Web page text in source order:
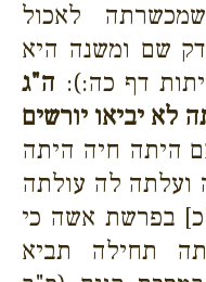
לאכול
שם ומשנה היא
דף כה:): ה"ג
יביאו יורשים
היתה חיה היתה
לה עולתה
בפרשת אשה כי
תחילה תביא